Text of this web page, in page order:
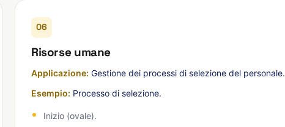
06
Risorse umane
Applicazione: Gestione dei processi di selezione del personale.
Esempio: Processo di selezione.
Inizio (ovale).
繁體中文